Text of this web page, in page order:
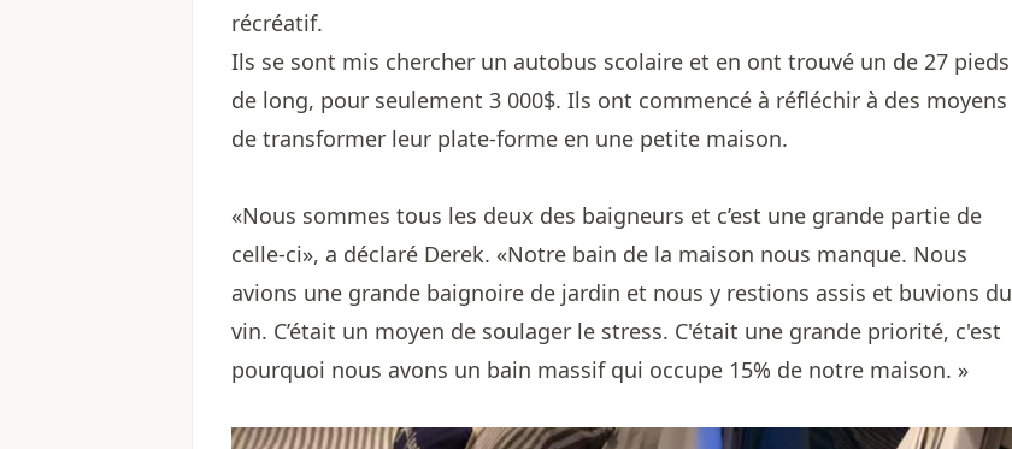
récréatif.
Ils se sont mis chercher un autobus scolaire et en ont trouvé un de 27 pieds
de long, pour seulement 3 000$. Ils ont commencé à réfléchir à des moyens
de transformer leur plate-forme en une petite maison.
«Nous sommes tous les deux des baigneurs et c’est une grande partie de
celle-ci», a déclaré Derek. «Notre bain de la maison nous manque. Nous
avions une grande baignoire de jardin et nous y restions assis et buvions du
vin. C’était un moyen de soulager le stress. C'était une grande priorité, c'est
pourquoi nous avons un bain massif qui occupe 15% de notre maison. »